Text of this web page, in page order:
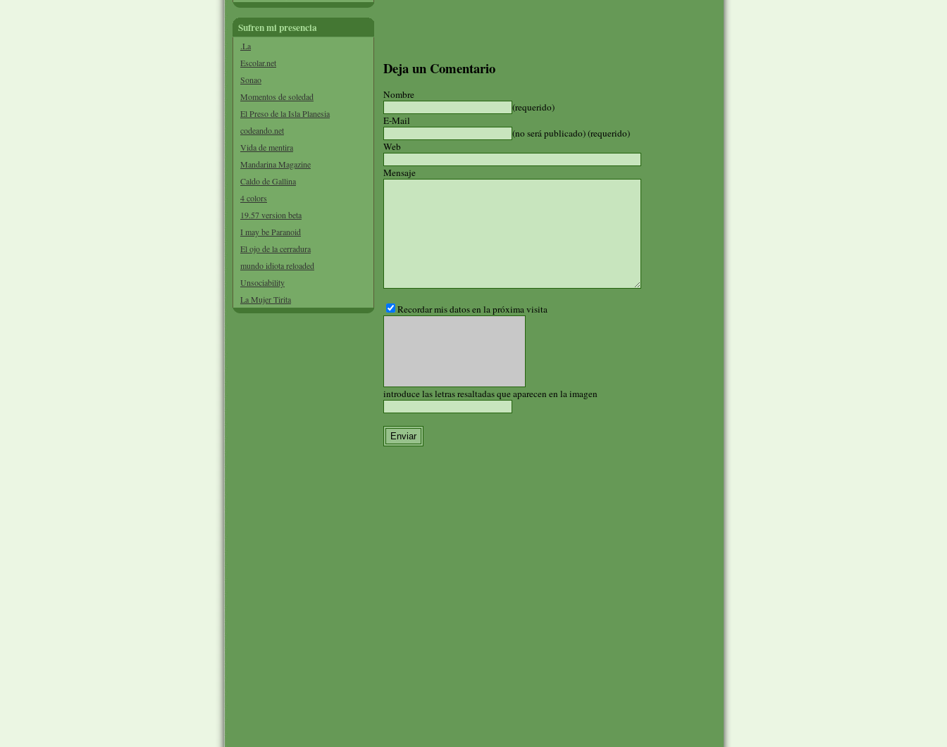
Sufren mi presencia
.La
Escolar.net
Sonao
Momentos de soledad
El Preso de la Isla Planesia
codeando.net
Vida de mentira
Mandarina Magazine
Caldo de Gallina
4 colors
19.57 version beta
I may be Paranoid
El ojo de la cerradura
mundo idiota reloaded
Unsociability
La Mujer Tirita
Deja un Comentario
Nombre
(requerido)
E-Mail
(no será publicado) (requerido)
Web
Mensaje
Recordar mis datos en la próxima visita
introduce las letras resaltadas que aparecen en la imagen